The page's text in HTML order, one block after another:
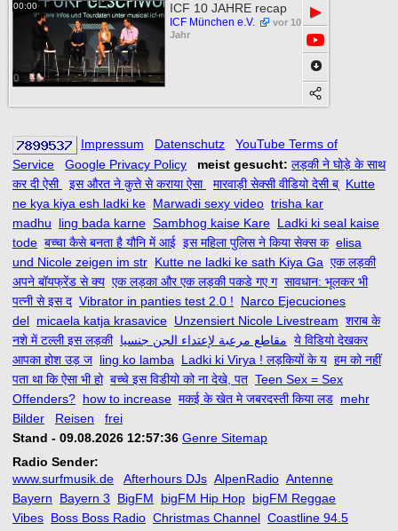
00:00
0
ICF 10 JAHRE recap
ICF München e.V.
vor 10
Jahr
▶
Impressum Datenschutz
YouTube Terms of
Service
Google Privacy Policy meist gesucht: लड़की ने घोड़े के साथ
कर दी ऐसी
इस औरत ने कुत्ते से कराया ऐसा मारवाड़ी सेक्सी वीडियो देसी ब् Kutte
ne kya kiya esh ladki ke Marwadi sexy video trisha kar
madhu
ling bada karne Sambhog kaise Kare Ladki ki seal kaise
tode बच्चा कैसे बनता है यौनि में आई इस महिला पुलिस ने किया सेक्स क elisa
und Nicole zeigen im str Kutte ne ladki ke sath Kiya Ga एक लड़की
अपने बॉयफ्रेंड से क्य एक लड़का और एक लड़की पकडे गए ग सावधान: भूलकर भी
पत्नी से इस द Vibrator in panties test 2.0 !
Narco Ejecuciones
del micaela katja krasavice Unzensiert Nicole Livestream शराब के
नशे में टल्ली इस लड़की مقاطع مرعبة لإعتداء الجن جنسيا ये विडियो देखकर
आपका होश उड़ ज ling ko lamba Ladki ki Virya ! लड़कियों के य हम को नहीं
पता था कि ऐसा भी हो बच्चे इस विडीयो को ना देखे, पत Teen Sex = Sex
Offenders? how to increase मकई के खेत मे जबरदस्ती किया लड mehr
Bilder
Reisen
frei
Stand - 09.08.2026 12:57:36 Genre Sitemap
Radio Sender:
www.surfmusik.de
Afterhours DJs AlpenRadio Antenne
Bayern
Bayern 3 BigFM bigFM Hip Hop bigFM Reggae
Vibes Boss Boss Radio Christmas Channel Coastline 94.5